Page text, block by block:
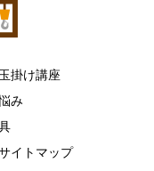
掛け講座
み
イトマップ